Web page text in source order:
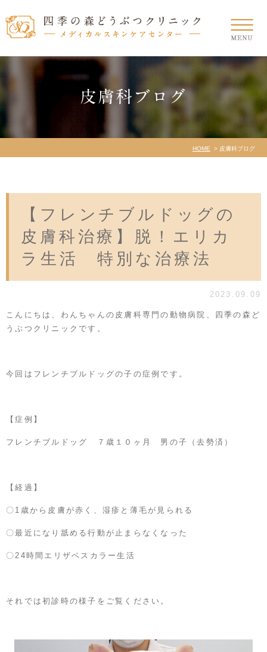
皮膚科ブログ
HOME 皮膚科ブログ
【フレンチブルドッグの
皮膚科治療】脱！エリカ
ラ生活 特別な治療法
2023.09.09
こんにちは、わんちゃんの皮膚科専門の動物病院、四季の森ど
うぶつクリニックです。
今回はフレンチブルドッグの子の症例です。
【症例】
フレンチブルドッグ ７歳１０ヶ月 男の子（去勢済）
【経過】
〇1歳から皮膚が赤く、湿疹と薄毛が見られる
〇最近になり舐める行動が止まらなくなった
〇24時間エリザベスカラー生活
それでは初診時の様子をご覧ください。